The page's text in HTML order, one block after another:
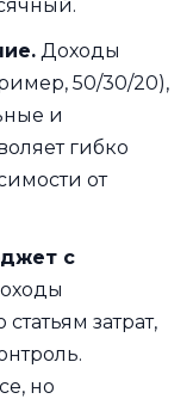
Доходы
50/30/20),
и
гибко
от
с
затрат,
но